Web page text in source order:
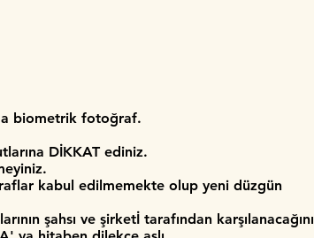
biometrik fotoğraf.
DİKKAT ediniz.
kabul edilmemekte olup yeni düzgün
şahsı ve şirketİ tarafından karşılanacağını